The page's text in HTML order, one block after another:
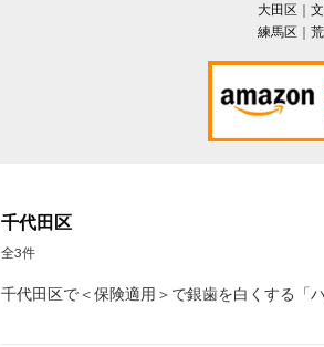
大田区
練馬区
千代田区
全3件
千代田区で＜保険適用＞で銀歯を白くする「